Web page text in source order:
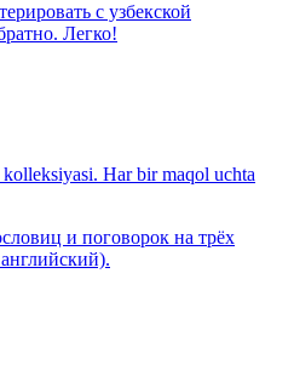
с узбекской
Легко!
Har bir maqol uchta
и поговорок на трёх